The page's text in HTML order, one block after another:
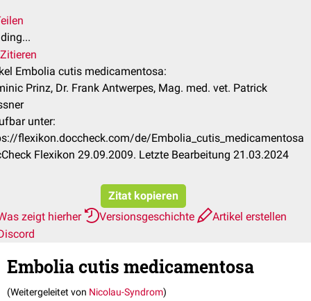
Embolia cutis medicamentosa:
Prinz, Dr. Frank Antwerpes, Mag. med. vet. Patrick
unter:
flexikon.doccheck.com/de/Embolia_cutis_medicamentosa
Flexikon 29.09.2009. Letzte Bearbeitung 21.03.2024
Zitat kopieren
zeigt hierher
Versionsgeschichte
Artikel erstellen
Embolia cutis medicamentosa
(Weitergeleitet von Nicolau-Syndrom)